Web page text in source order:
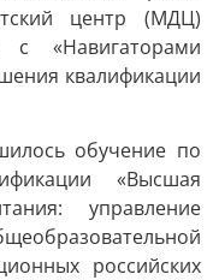
центр (МДЦ)
с «Навигаторами
квалификации
обучение по
«Высшая
управление
российских